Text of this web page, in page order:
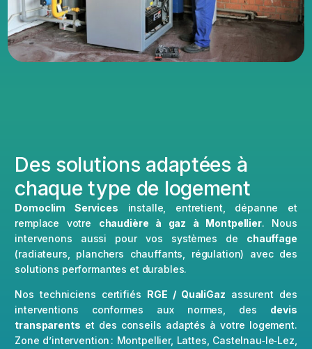
Des solutions adaptées à
chaque type de logement
Domoclim Services installe, entretient, dépanne et
remplace votre chaudière à gaz à Montpellier. Nous
intervenons aussi pour vos systèmes de chauffage
(radiateurs, planchers chauffants, régulation) avec des
solutions performantes et durables.
Nos techniciens certifiés RGE / QualiGaz assurent des
interventions conformes aux normes, des devis
transparents et des conseils adaptés à votre logement.
Zone d’intervention : Montpellier, Lattes, Castelnau‑le‑Lez,